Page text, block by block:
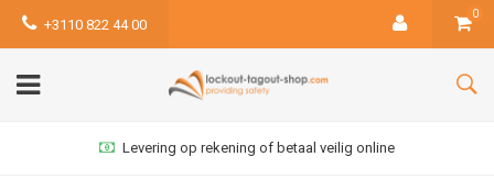
+3110 822 44 00
0
Levering op rekening of betaal veilig online